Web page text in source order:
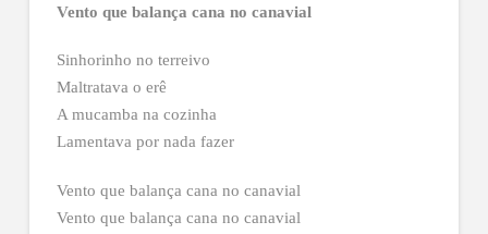
Vento que balança cana no canavial
Sinhorinho no terreivo
Maltratava o erê
A mucamba na cozinha
Lamentava por nada fazer
Vento que balança cana no canavial
Vento que balança cana no canavial